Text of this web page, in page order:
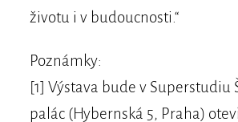
životu i v budoucnosti.“
Poznámky:
[1] Výstava bude v Superstudiu
palác (Hybernská 5, Praha)